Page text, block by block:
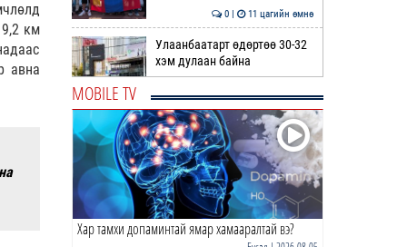
км
авна
0 | 11 цагийн өмнө
Улаанбаатарт өдөртөө 30-32
хэм дулаан байна
ДОРНЫН ЗУРХАЙ | Морь,
нохой жилтнээ аливаа үйлийг
хийхэд эерэг сайн
0 | 12 цагийн өмнө
ӨГЛӨӨНИЙ МЭНД!
MOBILE TV
Хар тамхи допаминтай ямар хамааралтай вэ?